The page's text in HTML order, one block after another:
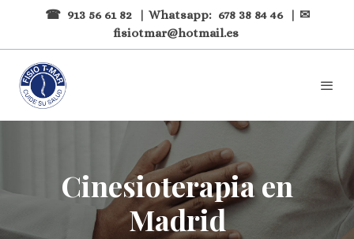
☎ 913 56 61 82 | Whatsapp: 678 38 84 46
| ✉
fisiotmar@hotmail.es
Cinesioterapia en
Madrid